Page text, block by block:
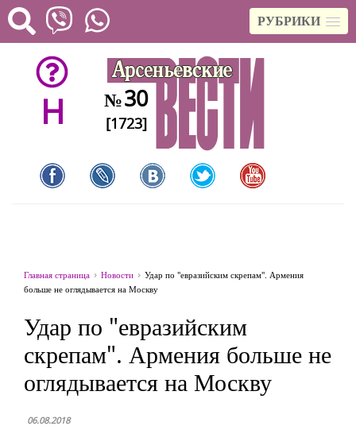
РУБРИКИ
H №30
[1723]
Главная страница Новости
Удар по "евразийским скрепам". Армения
больше не оглядывается на Москву
Удар по "евразийским
скрепам". Армения больше не
оглядывается на Москву
06.08.2018